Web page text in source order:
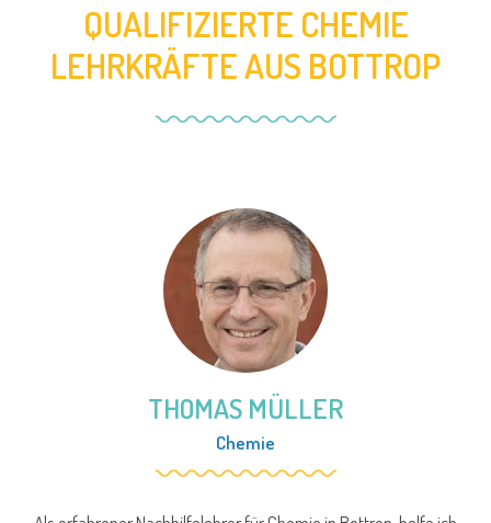
QUALIFIZIERTE CHEMIE
LEHRKRÄFTE AUS BOTTROP
THOMAS MÜLLER
Chemie